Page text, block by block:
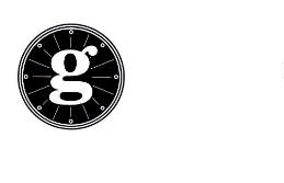
content